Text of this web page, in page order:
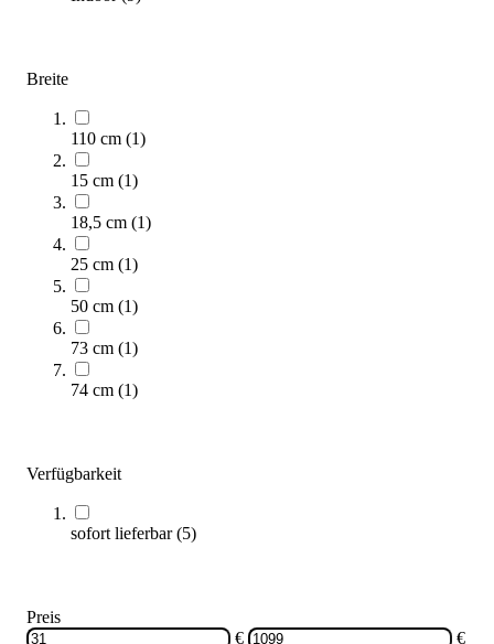
Breite
110 cm (1)
15 cm (1)
18,5 cm (1)
25 cm (1)
50 cm (1)
73 cm (1)
74 cm (1)
Verfügbarkeit
sofort lieferbar(5)
Preis
€
€
Body-Solid® Klimmzug- & Dipsstation
577,00 €
Zum Produkt
Längere Lieferzeit
Beinhebe-Trainer für Sprossenwand
1.098,00 €